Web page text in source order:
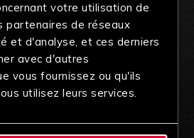
votre utilisation de
partenaires de réseaux
et d'analyse, et ces derniers
avec d'autres
vous fournissez ou qu'ils
utilisez leurs services.